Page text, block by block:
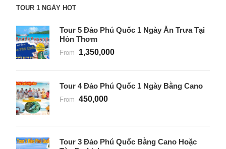
TOUR 1 NGÀY HOT
Tour 5 Đảo Phú Quốc 1 Ngày Ăn Trưa Tại
Hòn Thơm
From 1,350,000
Tour 4 Đảo Phú Quốc 1 Ngày Bằng Cano
From 450,000
Tour 3 Đảo Phú Quốc Bằng Cano Hoặc